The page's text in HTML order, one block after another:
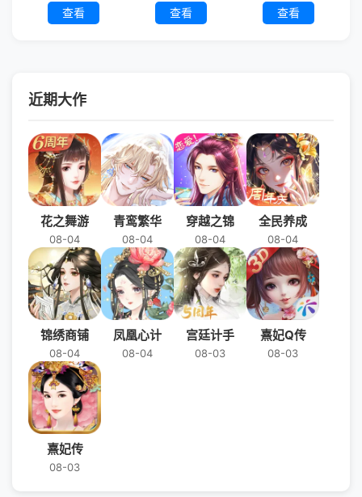
查看
查看
查看
近期大作
花之舞游
08-04
青鸾繁华
08-04
穿越之锦
08-04
全民养成
08-04
锦绣商铺
08-04
凤凰心计
08-04
宫廷计手
08-03
熹妃Q传
08-03
熹妃传
08-03